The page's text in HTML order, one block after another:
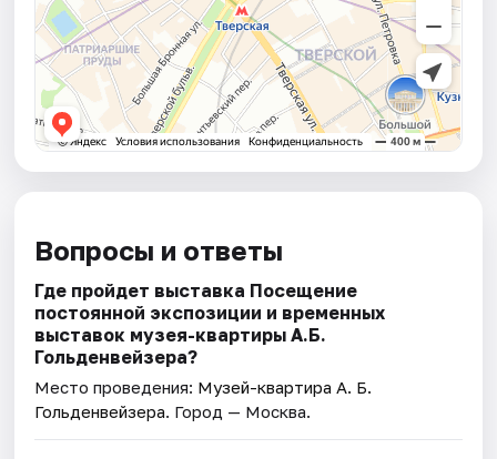
Вопросы и ответы
Где пройдет выставка Посещение
постоянной экспозиции и временных
выставок музея-квартиры А.Б.
Гольденвейзера?
Место проведения: Музей-квартира А. Б.
Гольденвейзера. Город — Москва.